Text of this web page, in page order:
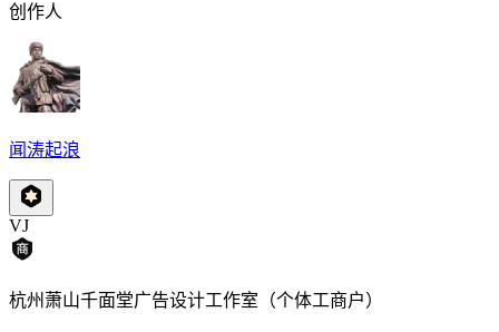
创作人
闻涛起浪
VJ
杭州萧山千面堂广告设计工作室（个体工商户）